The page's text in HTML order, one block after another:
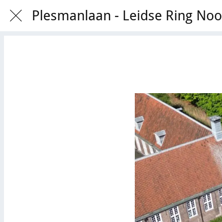
Plesmanlaan - Leidse Ring